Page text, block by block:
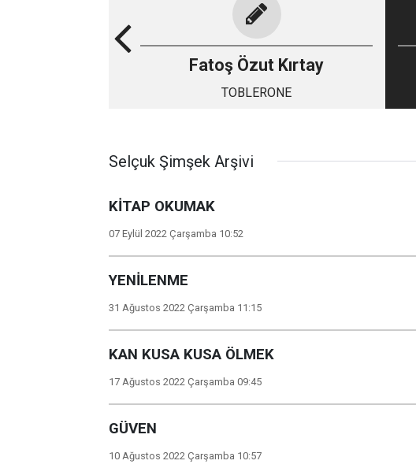
Fatoş Özut Kırtay
TOBLERONE
Selçuk Şimşek Arşivi
KİTAP OKUMAK
07 Eylül 2022 Çarşamba 10:52
YENİLENME
31 Ağustos 2022 Çarşamba 11:15
KAN KUSA KUSA ÖLMEK
17 Ağustos 2022 Çarşamba 09:45
GÜVEN
10 Ağustos 2022 Çarşamba 10:57